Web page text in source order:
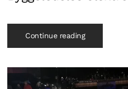
Continue reading